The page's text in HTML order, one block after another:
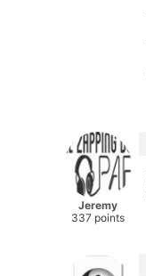
Jeremy
337 points